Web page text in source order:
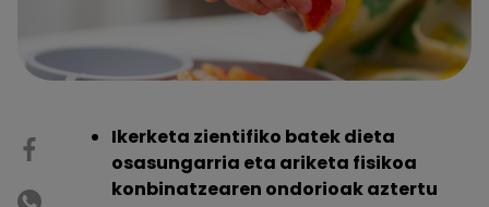
Ikerketa zientifiko batek dieta
osasungarria eta ariketa fisikoa
konbinatzearen ondorioak aztertu